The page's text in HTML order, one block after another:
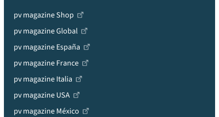
pv magazine Shop
pv magazine Global
pv magazine España
pv magazine France
pv magazine Italia
pv magazine USA
pv magazine México